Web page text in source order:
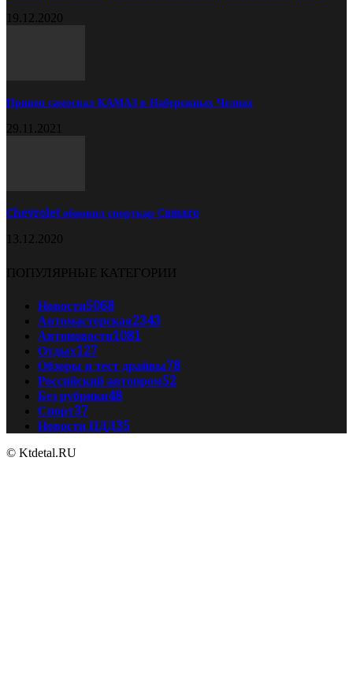
19.12.2020
Прицеп самосвал КАМАЗ в Набережных Челнах
29.11.2021
Chevrolet обновил спорткар Camaro
13.12.2020
ПОПУЛЯРНЫЕ КАТЕГОРИИ
Новости5068
Автомастерская2343
Автоновости1081
Отдых127
Обзоры и тест драйвы78
Российский автопром52
Без рубрики48
Спорт37
Новости ПДД35
© Ktdetal.RU